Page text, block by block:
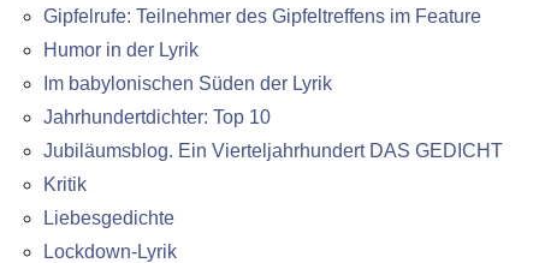
Gipfelrufe: Teilnehmer des Gipfeltreffens im Feature
Humor in der Lyrik
Im babylonischen Süden der Lyrik
Jahrhundertdichter: Top 10
Jubiläumsblog. Ein Vierteljahrhundert DAS GEDICHT
Kritik
Liebesgedichte
Lockdown-Lyrik